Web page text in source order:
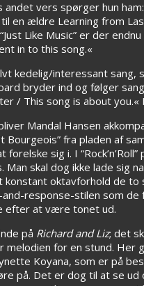
vers spørger hun
en ældre Learning from
Like Music” er der
in to this song.«
kedelig/interessant
bryder ind og følger
/ This song is about
bliver Mandal Hansen
Bourgeois” fra pladen af
sig i. I
Man skal dog ikke lade sig
oktavforhold de
response-stilen som
efter at være tonet ud.
på Richard and Liz; det
melodien for en stund.
Koyana, som er på
på. Det er dog til at se